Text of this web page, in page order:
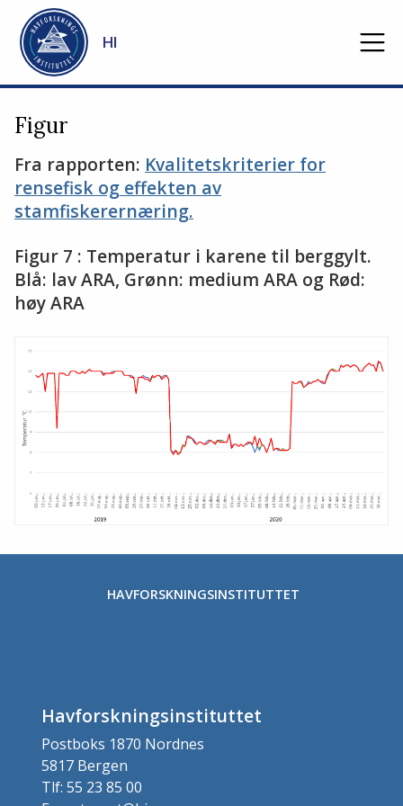
Gå til hovedinnhold
HI
Figur
Fra rapporten: Kvalitetskriterier for
rensefisk og effekten av
stamfiskerernæring.
Figur 7 : Temperatur i karene til berggylt.
Blå: lav ARA, Grønn: medium ARA og Rød:
høy ARA
HAVFORSKNINGSINSTITUTTET
Havforskningsinstituttet
Postboks 1870 Nordnes
5817 Bergen
Tlf: 55 23 85 00